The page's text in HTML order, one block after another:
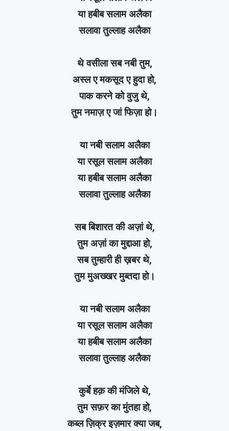
या हबीब सलाम अलैका
सलावा तुल्लाह अलैका
थे वसीला सब नबी तुम,
अस्ल ए मकसूद ए हुदा हो,
पाक करने को वुजु थे,
तुम नमाज़ ए जां फिज़ा हो।
या नबी सलाम अलैका
या रसूल सलाम अलैका
या हबीब सलाम अलैका
सलावा तुल्लाह अलैका
सब बिशारत की अज़ां थे,
तुम अज़ां का मुद्दाआ हो,
सब तुम्हारी ही ख़बर थे,
तुम मुअख्खर मुब्तदा हो।
या नबी सलाम अलैका
या रसूल सलाम अलैका
या हबीब सलाम अलैका
सलावा तुल्लाह अलैका
कुर्बे हक़ की मंजिले थे,
तुम सफ़र का मुंतहा हो,
कब्ल ज़िक्र इज़मार क्या जब,